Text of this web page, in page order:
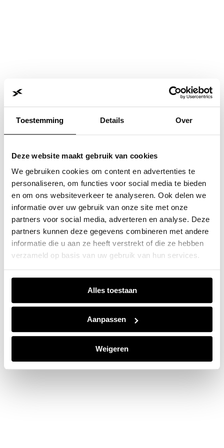
Toestemming Details Over
Deze website maakt gebruik van cookies
We gebruiken cookies om content en advertenties te
personaliseren, om functies voor social media te bieden
en om ons websiteverkeer te analyseren. Ook delen we
informatie over uw gebruik van onze site met onze
partners voor social media, adverteren en analyse. Deze
partners kunnen deze gegevens combineren met andere
informatie die u aan ze heeft verstrekt of die ze hebben
verzameld op basis van uw gebruik van hun services.
Alles toestaan
Aanpassen
Weigeren
Application error: a client-side exception has occurred while
loadingwww.jvk.nl(see the browser consolefor more
information).